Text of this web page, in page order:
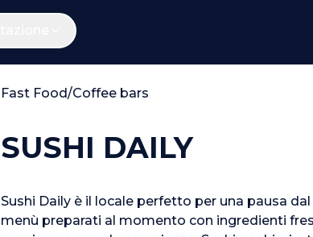
Fast Food/Coffee bars
SUSHI DAILY
Sushi Daily è il locale perfetto per una pausa
menù preparati al momento con ingredienti